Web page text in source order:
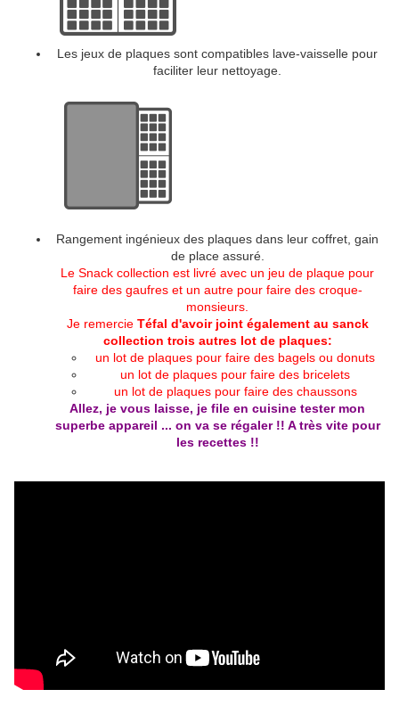
Les jeux de plaques sont compatibles lave-vaisselle pour
faciliter leur nettoyage.
Rangement ingénieux des plaques dans leur coffret, gain
de place assuré.
Le Snack collection est livré avec un jeu de plaque pour
faire des gaufres et un autre pour faire des croque-
monsieurs.
Je remercie Téfal d'avoir joint également au sanck
collection trois autres lot de plaques:
un lot de plaques pour faire des bagels ou donuts
un lot de plaques pour faire des bricelets
un lot de plaques pour faire des chaussons
Allez, je vous laisse, je file en cuisine tester mon
superbe appareil ... on va se régaler !! A très vite pour
les recettes !!